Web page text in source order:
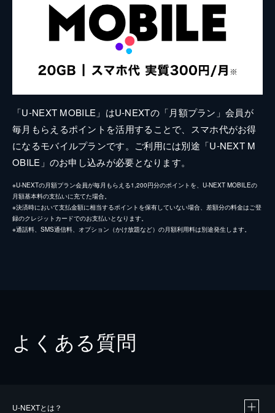
「U-NEXT MOBILE」はU-NEXTの「月額プラン」会員が
毎月もらえるポイントを活用することで、スマホ代がお得
になるモバイルプランです。ご利用には別途「U-NEXT M
OBILE」のお申し込みが必要となります。
※U-NEXTの月額プラン会員が毎月もらえる1,200円分のポイントを、U-NEXT MOBILEの
月額基本料の支払いに充てた場合。
※決済時において支払金額に相当するポイントを保有していない場合、差額分の料金はご登
録のクレジットカードでのお支払いとなります。
※通話料、SMS通信料、オプション（かけ放題など）の月額利用料は別途発生します。
よくある質問
U-NEXTとは？